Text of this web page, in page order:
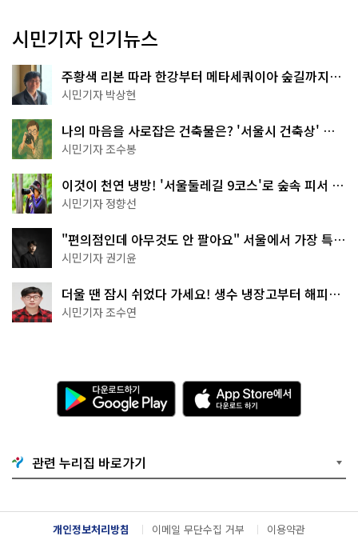
시민기자 인기뉴스
주황색 리본 따라 한강부터 메타세쿼이아 숲길까지…
서울둘레길 15코스
시민기자 박상현
나의 마음을 사로잡은 건축물은? '서울시 건축상' 수
상작 공개!
시민기자 조수봉
이것이 천연 냉방! '서울둘레길 9코스'로 숲속 피서 떠
나볼까
시민기자 정향선
"편의점인데 아무것도 안 팔아요" 서울에서 가장 특별
한 편의점의 정체
시민기자 권기윤
더울 땐 잠시 쉬었다 가세요! 생수 냉장고부터 해피소
·무더위쉼터까지
시민기자 조수연
다
운
로
기
G
o
g
l
A
p
p
e
서
다
관련 누리집 바로가기
개인정보처리방침 이메일 무단수집 거부 이용약관